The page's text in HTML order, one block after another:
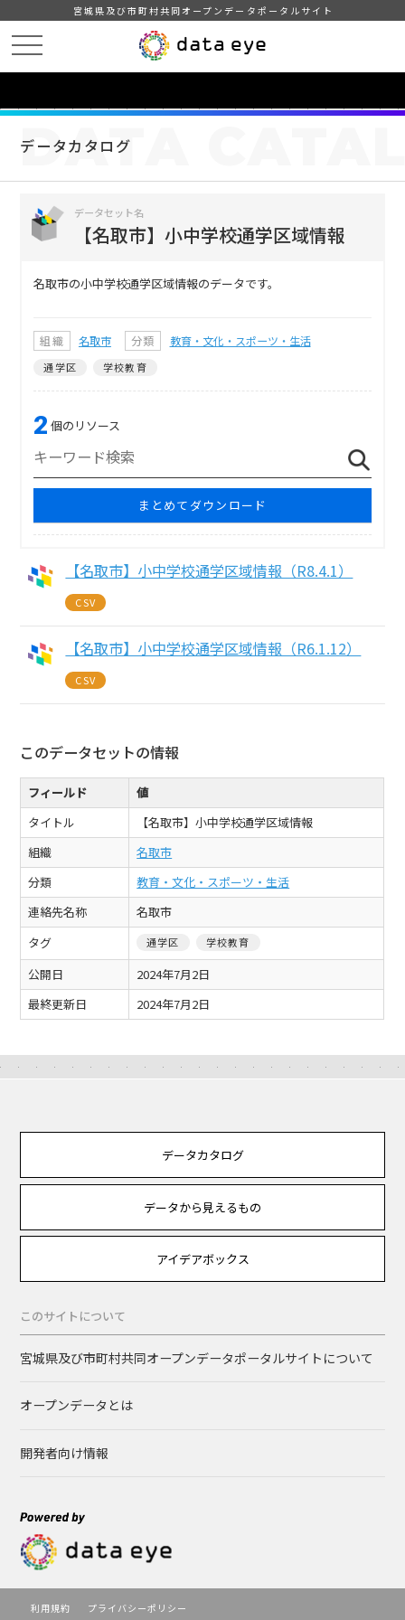
宮城県及び市町村共同オープンデータポータルサイト
データカタログ
DATA
データセット名
【名取市】小中学校通学区域情報
名取市の小中学校通学区域情報のデータです。
組織 名取市 分類 教育・文化・スポーツ・生活
通学区 学校教育
2 個のリソース
まとめてダウンロード
【名取市】小中学校通学区域情報（R8.4.1）
CSV
【名取市】小中学校通学区域情報（R6.1.12）
CSV
このデータセットの情報
フィールド
値
タイトル
【名取市】小中学校通学区域情報
組織
名取市
分類
教育・文化・スポーツ・生活
連絡先名称
名取市
タグ
通学区 学校教育
公開日
2024年7月2日
最終更新日
2024年7月2日
データカタログ
データから見えるもの
アイデアボックス
このサイトについて
宮城県及び市町村共同オープンデータポータルサイトについて
オープンデータとは
開発者向け情報
利用規約 プライバシーポリシー